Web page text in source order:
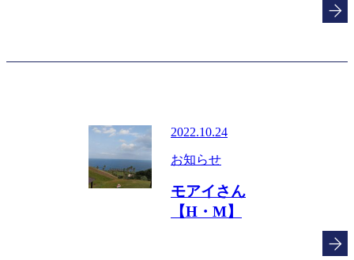
2022.10.24
お知らせ
モアイさん
【H・M】